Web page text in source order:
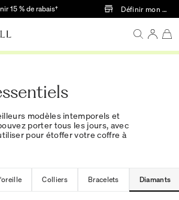
Passer au contenu principal
15 % de rabais† Définir mon
modèles intemporels et
porter tous les jours, avec
pour étoffer votre coffre à
Colliers Bracelets Diamants